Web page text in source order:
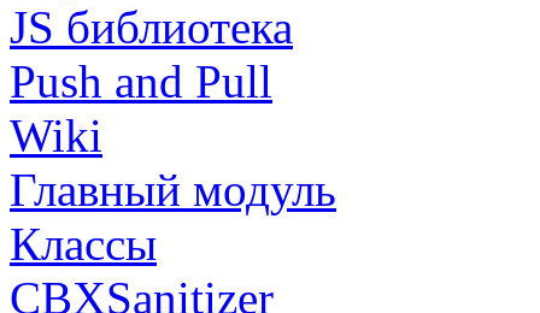
JS библиотека
Push and Pull
Wiki
Главный модуль
Классы
CBXSanitizer